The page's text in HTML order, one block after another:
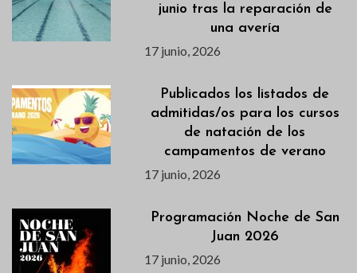
junio tras la reparación de
una avería
17 junio, 2026
Publicados los listados de
admitidas/os para los cursos
de natación de los
campamentos de verano
17 junio, 2026
Programación Noche de San
Juan 2026
17 junio, 2026